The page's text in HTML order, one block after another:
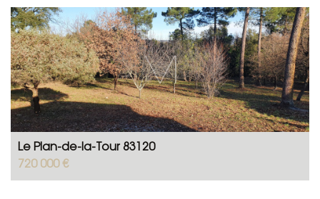
Le Plan-de-la-Tour 83120
720 000 €